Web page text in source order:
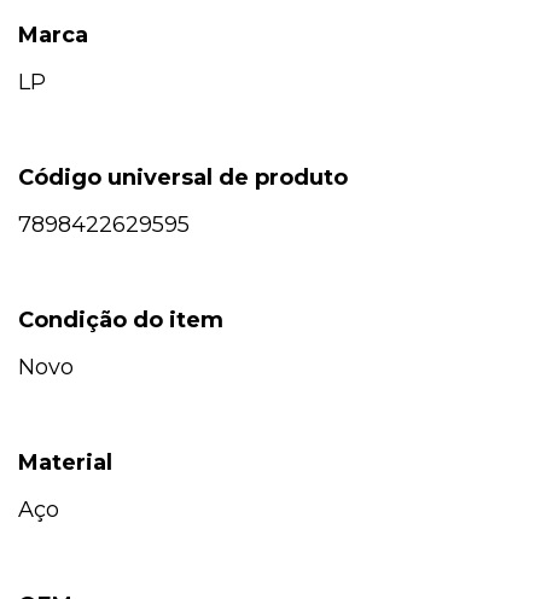
Marca
LP
Código universal de produto
7898422629595
Condição do item
Novo
Material
Aço